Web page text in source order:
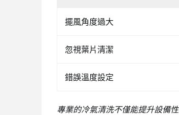
擺風角度過大
忽視葉片清潔
錯誤溫度設定
專業的冷氣清洗不僅能提升設備